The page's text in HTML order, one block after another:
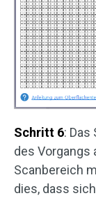
Schritt 6:
des Vorgangs
Scanbereich
dies, dass